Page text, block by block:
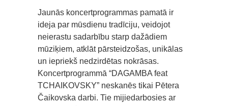
Jaunās koncertprogrammas pamatā ir
ideja par mūsdienu tradīciju, veidojot
neierastu sadarbību starp dažādiem
mūziķiem, atklāt pārsteidzošas, unikālas
un iepriekš nedzirdētas nokrāsas.
Koncertprogrammā “DAGAMBA feat
TCHAIKOVSKY” neskanēs tikai Pētera
Čaikovska darbi. Tie mijiedarbosies ar